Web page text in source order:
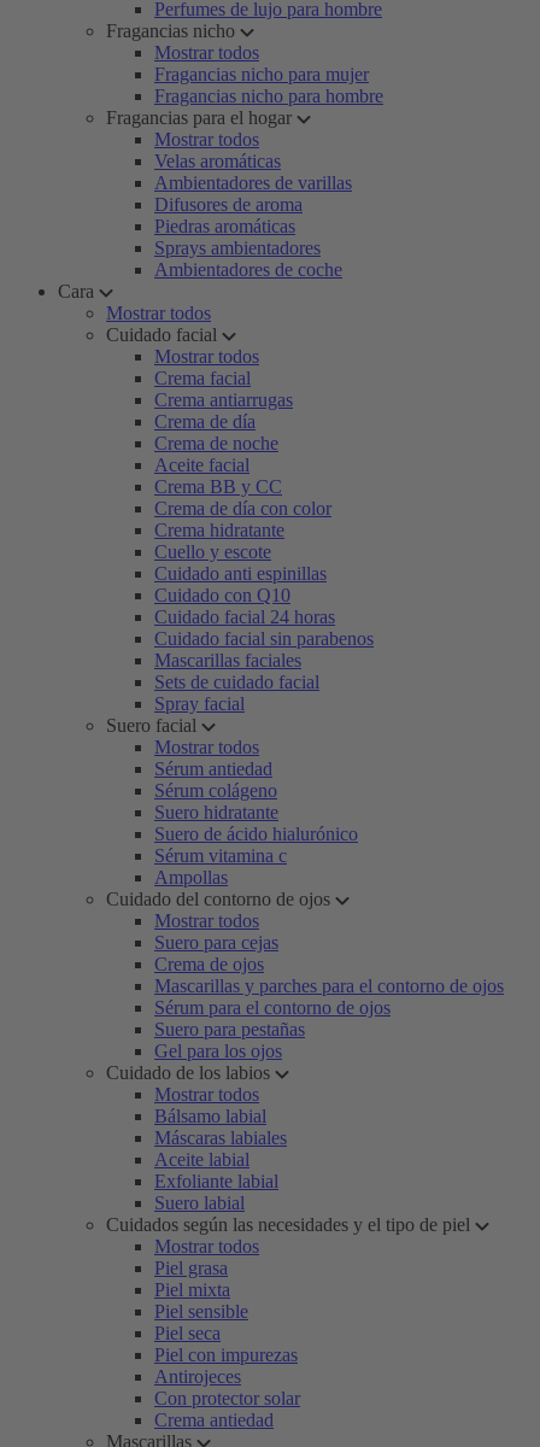
Perfumes de lujo para hombre
Fragancias nicho
Mostrar todos
Fragancias nicho para mujer
Fragancias nicho para hombre
Fragancias para el hogar
Mostrar todos
Velas aromáticas
Ambientadores de varillas
Difusores de aroma
Piedras aromáticas
Sprays ambientadores
Ambientadores de coche
Cara
Mostrar todos
Cuidado facial
Mostrar todos
Crema facial
Crema antiarrugas
Crema de día
Crema de noche
Aceite facial
Crema BB y CC
Crema de día con color
Crema hidratante
Cuello y escote
Cuidado anti espinillas
Cuidado con Q10
Cuidado facial 24 horas
Cuidado facial sin parabenos
Mascarillas faciales
Sets de cuidado facial
Spray facial
Suero facial
Mostrar todos
Sérum antiedad
Sérum colágeno
Suero hidratante
Suero de ácido hialurónico
Sérum vitamina c
Ampollas
Cuidado del contorno de ojos
Mostrar todos
Suero para cejas
Crema de ojos
Mascarillas y parches para el contorno de ojos
Sérum para el contorno de ojos
Suero para pestañas
Gel para los ojos
Cuidado de los labios
Mostrar todos
Bálsamo labial
Máscaras labiales
Aceite labial
Exfoliante labial
Suero labial
Cuidados según las necesidades y el tipo de piel
Mostrar todos
Piel grasa
Piel mixta
Piel sensible
Piel seca
Piel con impurezas
Antirojeces
Con protector solar
Crema antiedad
Mascarillas